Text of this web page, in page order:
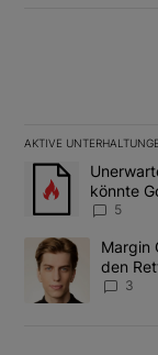
AKTIVE
Das Folgende ist
Ein Trendartikel
könnte
5
Ein Trendartikel
Margin
den
3